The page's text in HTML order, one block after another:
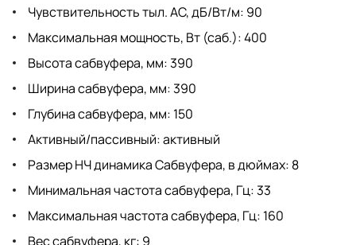
Чувствительность тыл. АС, дБ/Вт/м: 90
Максимальная мощность, Вт (саб.): 400
Высота сабвуфера, мм: 390
Ширина сабвуфера, мм: 390
Глубина сабвуфера, мм: 150
Активный/пассивный: активный
Размер НЧ динамика Сабвуфера, в дюймах: 8
Минимальная частота сабвуфера, Гц: 33
Максимальная частота сабвуфера, Гц: 160
Вес сабвуфера, кг: 9